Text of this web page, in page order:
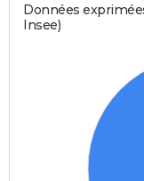
Données
Insee)